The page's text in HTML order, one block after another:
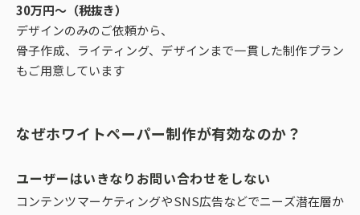
30万円～（税抜き）
デザインのみのご依頼から、
骨子作成、ライティング、デザインまで一貫した制作プラン
もご用意しています
なぜホワイトペーパー制作が有効なのか？
ユーザーはいきなりお問い合わせをしない
コンテンツマーケティングやSNS広告などでニーズ潜在層か